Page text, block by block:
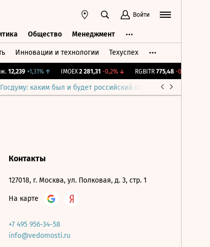
Войти
Общество Менеджмент
Инновации и технологии Техуспех
12,239 +1,31%↑ IMOEX 2 281,31 -0,2%↓ RGBITR 775,48 -0,03%
каким был и будет российский парламент
Контакты
127018, г. Москва, ул. Полковая, д. 3, стр. 1
На карте
+7 495 956-34-58
info@vedomosti.ru